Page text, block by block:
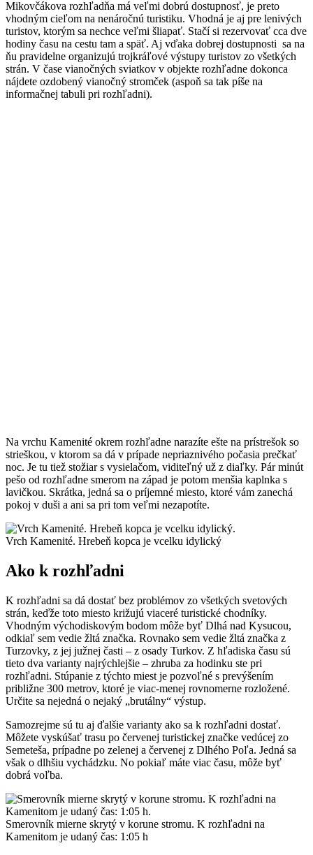
Mikovčákova rozhľadňa má veľmi dobrú dostupnosť, je preto
vhodným cieľom na nenáročnú turistiku. Vhodná je aj pre lenivých
turistov, ktorým sa nechce veľmi šliapať. Stačí si rezervovať cca dve
hodiny času na cestu tam a späť. Aj vďaka dobrej dostupnosti sa na
ňu pravidelne organizujú trojkráľové výstupy turistov zo všetkých
strán. V čase vianočných sviatkov v objekte rozhľadne dokonca
nájdete ozdobený vianočný stromček (aspoň sa tak píše na
informačnej tabuli pri rozhľadni).
Na vrchu Kamenité okrem rozhľadne narazíte ešte na prístrešok so
strieškou, v ktorom sa dá v prípade nepriaznivého počasia prečkať
noc. Je tu tiež stožiar s vysielačom, viditeľný už z diaľky. Pár minút
pešo od rozhľadne smerom na západ je potom menšia kaplnka s
lavičkou. Skrátka, jedná sa o príjemné miesto, ktoré vám zanechá
pokoj v duši a ani sa pri tom veľmi nezapotíte.
Vrch Kamenité. Hrebeň kopca je vcelku idylický
Ako k rozhľadni
K rozhľadni sa dá dostať bez problémov zo všetkých svetových
strán, keďže toto miesto križujú viaceré turistické chodníky.
Vhodným východiskovým bodom môže byť Dlhá nad Kysucou,
odkiaľ sem vedie žltá značka. Rovnako sem vedie žltá značka z
Turzovky, z jej južnej časti – z osady Turkov. Z hľadiska času sú
tieto dva varianty najrýchlejšie – zhruba za hodinku ste pri
rozhľadni. Stúpanie z týchto miest je pozvoľné s prevýšením
približne 300 metrov, ktoré je viac-menej rovnomerne rozložené.
Určite sa nejedná o nejaký „brutálny“ výstup.
Samozrejme sú tu aj ďalšie varianty ako sa k rozhľadni dostať.
Môžete vyskúšať trasu po červenej turistickej značke vedúcej zo
Semeteša, prípadne po zelenej a červenej z Dlhého Poľa. Jedná sa
však o dlhšiu vychádzku. No pokiaľ máte viac času, môže byť
dobrá voľba.
Smerovník mierne skrytý v korune stromu. K rozhľadni na
Kamenitom je udaný čas: 1:05 h